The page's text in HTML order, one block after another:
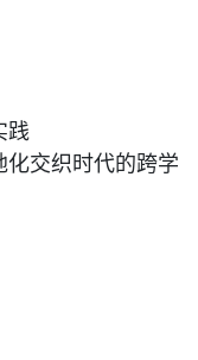
践
化交织时代的跨学